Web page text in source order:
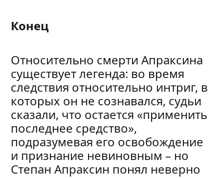
Конец
Относительно смерти Апраксина
существует легенда: во время
следствия относительно интриг, в
которых он не сознавался, судьи
сказали, что остается «применить
последнее средство»,
подразумевая его освобождение
и признание невиновным – но
Степан Апраксин понял неверно